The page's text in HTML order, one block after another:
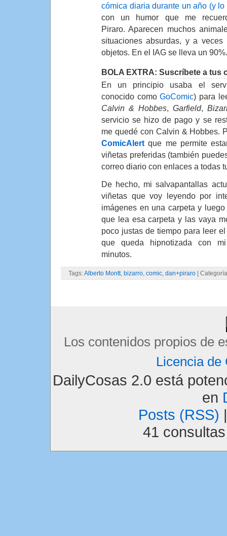
cómica diaria durante un año (y lo
con un humor que me
Piraro. Aparecen muchos
situaciones absurdas, y a
objetos. En el IAG se lleva un 90%.
BOLA EXTRA: Suscríbete a tus
En un principio usaba el
conocido comoGoComic) para
Calvin & Hobbes, Garfield,
servicio se hizo de pago y se
me quedé con Calvin & Hobbes.
ComicAlert que me permite
viñetas preferidas (también
correo diario con enlaces a todas
De hecho, mi salvapantallas
viñetas que voy leyendo por
imágenes en una carpeta y
que lea esa carpeta y las vaya
poco justas de tiempo para leer
que queda hipnotizada con
minutos.
Tags:Alberto Montt, bizarro, comic, dan+piraro |
Los contenidos propios de
Licencia de
DailyCosas 2.0 está
en
Posts (RSS)
41